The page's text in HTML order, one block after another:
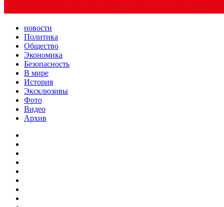
новости
Политика
Общество
Экономика
Безопасность
В мире
История
Эксклюзивы
Фото
Видео
Архив